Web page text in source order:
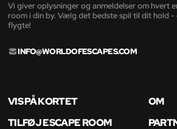
Vi giver oplysninger og anmeldelser om hvert
room i din by. Vælg det bedste spil til dit hold
flygte!
INFO@WORLDOFESCAPES.COM
VIS PÅ KORTET
OM
TILFØJ ESCAPE ROOM